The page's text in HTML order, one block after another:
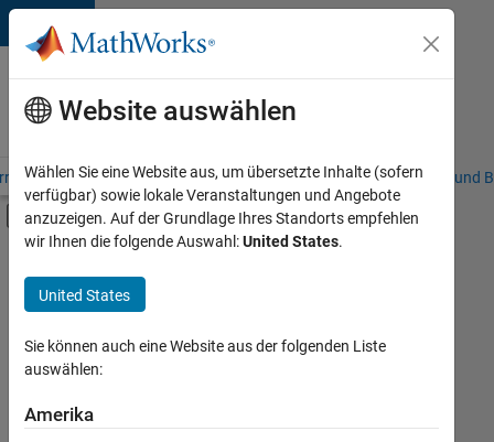
Weiter zum Inhalt
Karriere
bei
MathWorks
– Übersicht Stellensuche Niederlassungen Studierende und
Umschaltung für Off-Canvas-
Hauptinhalt
Commercial Sales
Education Sales
Inside Sales
Marketing Communications
Legal
+4
Derzeit
Website auswählen
Wählen Sie eine Website aus, um übersetzte Inhalte (sofern
verfügbar) sowie lokale Veranstaltungen und Angebote
anzuzeigen. Auf der Grundlage Ihres Standorts empfehlen
wir Ihnen die folgende Auswahl:United States.
United States
Sie können auch eine Website aus der folgenden Liste
auswählen:
Amerika